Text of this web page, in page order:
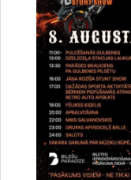
Par satiksmes
Dzelzceļa ielas
30.07.2026.
Satiksmes ierobežojumi